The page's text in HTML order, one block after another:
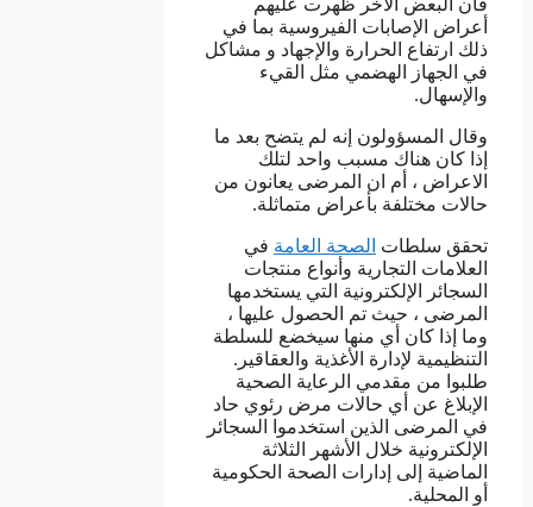
فان البعض الاخر ظهرت عليهم
أعراض الإصابات الفيروسية بما في
ذلك ارتفاع الحرارة والإجهاد و مشاكل
في الجهاز الهضمي مثل القيء
والإسهال.
وقال المسؤولون إنه لم يتضح بعد ما
إذا كان هناك مسبب واحد لتلك
الاعراض ، أم ان المرضى يعانون من
حالات مختلفة بأعراض متماثلة.
تحقق سلطات الصحة العامة في
العلامات التجارية وأنواع منتجات
السجائر الإلكترونية التي يستخدمها
المرضى ، حيث تم الحصول عليها ،
وما إذا كان أي منها سيخضع للسلطة
التنظيمية لإدارة الأغذية والعقاقير.
طلبوا من مقدمي الرعاية الصحية
الإبلاغ عن أي حالات مرض رئوي حاد
في المرضى الذين استخدموا السجائر
الإلكترونية خلال الأشهر الثلاثة
الماضية إلى إدارات الصحة الحكومية
أو المحلية.